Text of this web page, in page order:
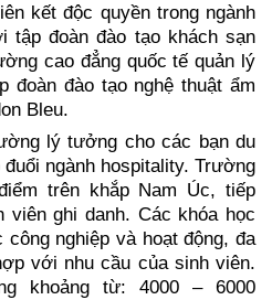
kết độc quyền trong ngành
tập đoàn đào tạo khách sạn
cao đẳng quốc tế quản lý
đoàn đào tạo nghệ thuật ẩm
Bleu.
lý tưởng cho các bạn du
ngành hospitality. Trường
trên khắp Nam Úc, tiếp
viên ghi danh. Các khóa học
nghiệp và hoạt động, đa
với nhu cầu của sinh viên.
khoảng từ: 4000 – 6000